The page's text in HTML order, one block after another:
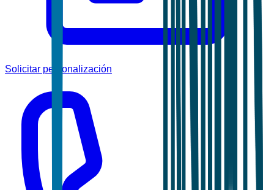
Solicitar personalización